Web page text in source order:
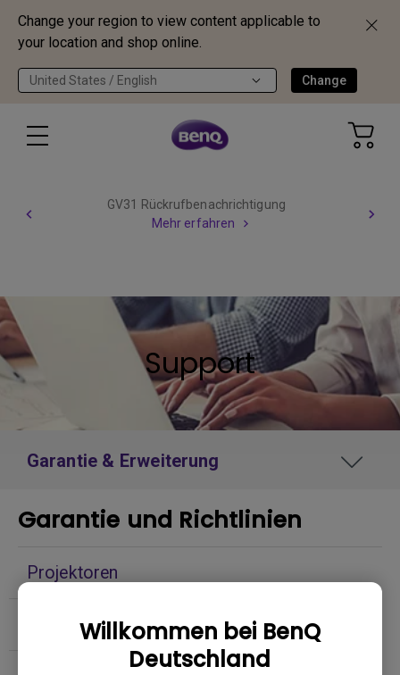
Change your region to view content applicable to
your location and shop online.
United States / English Change
Willkommen bei BenQ
Deutschland
GV31 Rückrufbenachrichtigung
Mehr erfahren
Support
Garantie & Erweiterung
Garantie und Richtlinien
Projektoren
Monitore